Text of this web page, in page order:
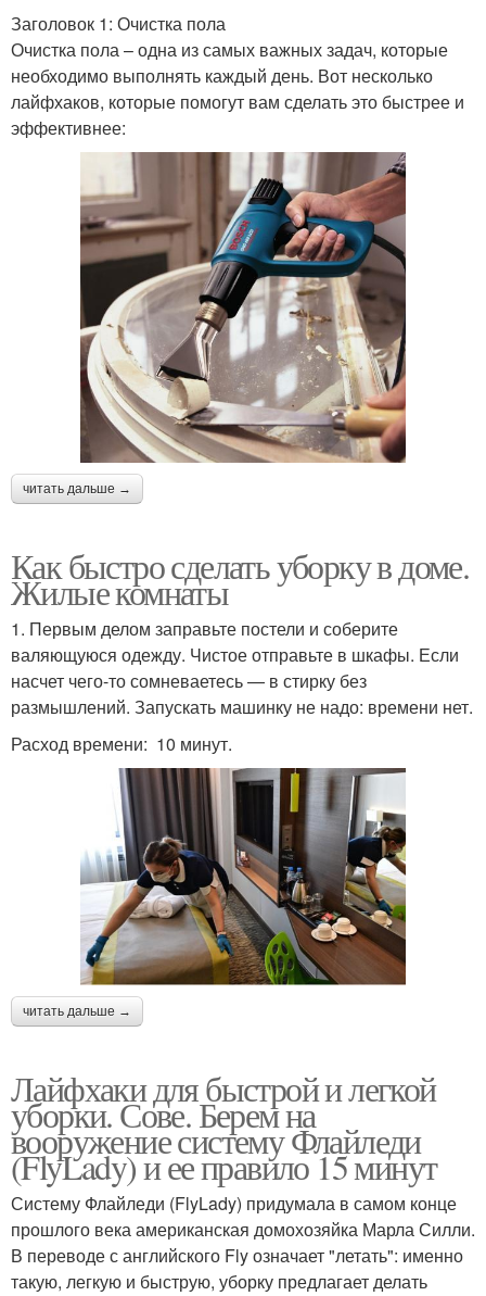
Заголовок 1: Очистка пола
Очистка пола – одна из самых важных задач, которые
необходимо выполнять каждый день. Вот несколько
лайфхаков, которые помогут вам сделать это быстрее и
эффективнее:
читать дальше →
Как быстро сделать уборку в доме.
Жилые комнаты
1. Первым делом заправьте постели и соберите
валяющуюся одежду. Чистое отправьте в шкафы. Если
насчет чего-то сомневаетесь — в стирку без
размышлений. Запускать машинку не надо: времени нет.
Расход времени: 10 минут.
читать дальше →
Лайфхаки для быстрой и легкой
уборки. Сове. Берем на
вооружение систему Флайледи
(FlyLady) и ее правило 15 минут
Систему Флайледи (FlyLady) придумала в самом конце
прошлого века американская домохозяйка Марла Силли.
В переводе с английского Fly означает "летать": именно
такую, легкую и быструю, уборку предлагает делать